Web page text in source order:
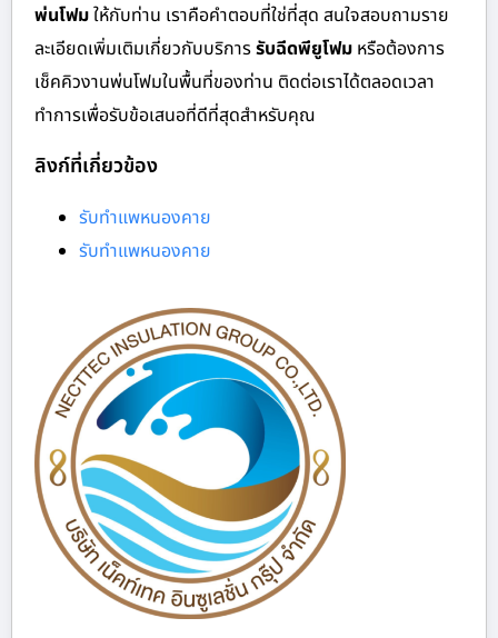
พ่นโฟมให้กับท่าน เราคือคำตอบที่ใช่ที่สุด สนใจสอบถามราย
ละเอียดเพิ่มเติมเกี่ยวกับบริการรับฉีดพียูโฟม หรือต้องการ
เช็คคิวงานพ่นโฟมในพื้นที่ของท่าน ติดต่อเราได้ตลอดเวลา
ทำการเพื่อรับข้อเสนอที่ดีที่สุดสำหรับคุณ
ลิงก์ที่เกี่ยวข้อง
รับทำแพหนองคาย
รับทำแพหนองคาย